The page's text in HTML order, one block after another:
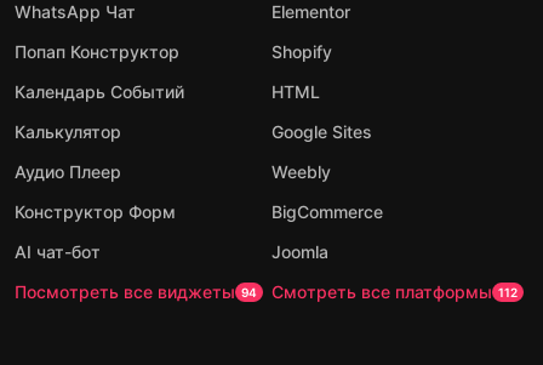
WhatsApp Чат
Попап Конструктор
Календарь Событий
Калькулятор
Аудио Плеер
Конструктор Форм
AI чат-бот
Посмотреть все виджеты 94
Elementor
Shopify
HTML
Google Sites
Weebly
BigCommerce
Joomla
Смотреть все платформы 112